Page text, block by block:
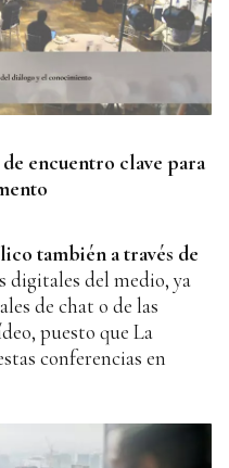
encuentro clave para
también a través de
digitales del medio, ya
de chat o de las
puesto que La
conferencias en